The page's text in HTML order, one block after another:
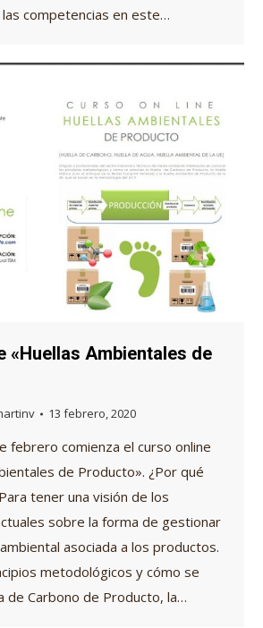
competencias en este…
«Huellas Ambientales de
13 febrero, 2020
febrero comienza el curso online
de Producto». ¿Por qué
tener una visión de los
sobre la forma de gestionar
asociada a los productos.
metodológicos y cómo se
de Carbono de Producto, la…